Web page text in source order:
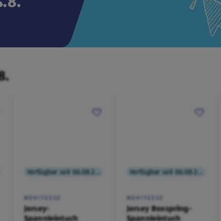
NOVITESSE
Jersey-
Spannleintuch
NOVITESSE
Jersey Boxspring-
Spannleintuch